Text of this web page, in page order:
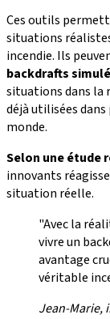
Ces outils
situations
incendie. Ils
backdrafts
situations dans la
déjà utilisées
monde.
Selon une étude
innovants
situation réelle.
"Avec la
vivre un
avantage
véritable
Jean-Marie,